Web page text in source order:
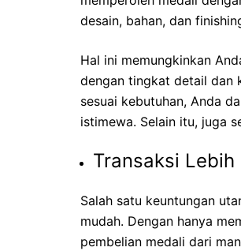
desain, bahan, dan
Hal ini memungkinkan
dengan tingkat detail dan
sesuai kebutuhan, Anda
istimewa. Selain itu, juga
Transaksi Lebih
Salah satu keuntungan
mudah. Dengan hanya
pembelian medali dari